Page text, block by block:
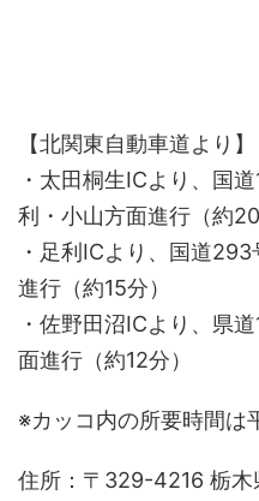
【北関東自動車道より】
・太田桐生ICより、国
利・小山方面進行（約20
・足利ICより、国道
進行（約15分）
・佐野田沼ICより、県
面進行（約12分）
※カッコ内の所要時間は
住所：〒329-4216 栃